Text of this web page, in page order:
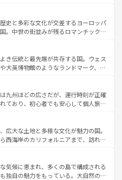
風土や気候が異なるスペインはその個
性で訪れる人を魅了する。 なお、新着のスペイン情報は コ
してほしい。
まっている。華麗な宮殿、歴史的な大
、そして豊かな自然が、訪れる者を心
、フランスは美食の国としても知ら
発祥地であるランス、プロヴァンスの
畑など、多彩な楽しみ方が可能だ。さ
域にも魅力が溢れており、どの街角に
とそれぞれで全く異なる文化を体験で
う。 なお、新着のフランス情報はコンテンツ一覧
史と多彩な文化が交差するヨーロッパ
。中世の街並みが残るロマンチック街
どこを歩いても飽きることがない。ベ
、バイエルン州のアルプスの絶景、そ
ワイン畑といった風景は必見。ビール
体験してほしい。 なお、新着の
ンツ一覧を参照してほしい。
き伝統と最先端が共存する国。ウェス
大英博物館のようなランドマーク、歴
力がある。また、優雅なアフタヌーン
にはたまらない英国パブ、サッカー観
こそできる体験も豊富。イギリスを旅
ほしい。
九州ほどの広さだが、運行時刻が正確
ており、初心者でも安心して個人旅行
る町や、スイスならではのユニークな
プス観光だけでなく町歩きも満喫する
の所得が高いため物価も高いが、旅行
を楽しむこともできる。 なお、新
コンテンツ一覧 を参照してほしい。
広大な土地と多様な文化が魅力の国。
西海岸のカリフォルニアまで、訪れる
、観光、ショッピング、エンターテイ
刺激的なスポットだ。一方、アメリカ
がり、グランドキャニオンやイエロー
気候に恵まれ、多くの島で構成される
独自の魅力をもっている。大自然の神